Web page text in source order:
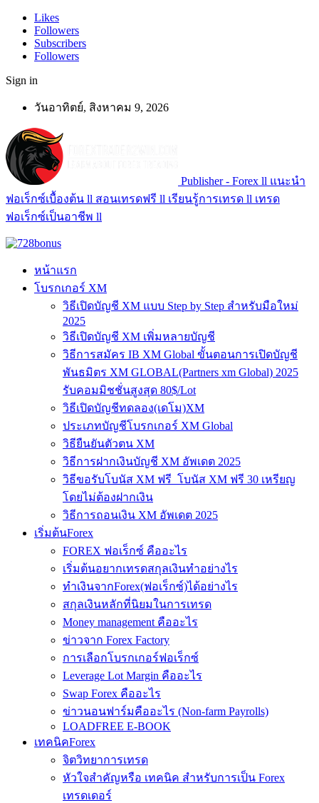
Likes
Followers
Subscribers
Followers
Sign in
วันอาทิตย์, สิงหาคม 9, 2026
Publisher - Forex ll แนะนำ
ฟอเร็กซ์เบื้องต้น ll สอนเทรดฟรี ll เรียนรู้การเทรด ll เทรด
ฟอเร็กซ์เป็นอาชีพ ll
หน้าแรก
โบรกเกอร์ XM
วิธีเปิดบัญชี XM แบบ Step by Step สำหรับมือใหม่
2025
วิธีเปิดบัญชี XM เพิ่มหลายบัญชี
วิธีการสมัคร IB XM Global ขั้นตอนการเปิดบัญชี
พันธมิตร XM GLOBAL(Partners xm Global) 2025
รับคอมมิชชั่นสูงสุด 80$/Lot
วิธีเปิดบัญชีทดลอง(เดโม)XM
ประเภทบัญชีโบรกเกอร์ XM Global
วิธียืนยันตัวตน XM
วิธีการฝากเงินบัญชี XM อัพเดต 2025
วิธีขอรับโบนัส XM ฟรี โบนัส XM ฟรี 30 เหรียญ
โดยไม่ต้องฝากเงิน
วิธีการถอนเงิน XM อัพเดต 2025
เริ่มต้นForex
FOREX ฟอเร็กซ์ คืออะไร
เริ่มต้นอยากเทรดสกุลเงินทำอย่างไร
ทำเงินจากForex(ฟอเร็กซ์)ได้อย่างไร
สกุลเงินหลักที่นิยมในการเทรด
Money management คืออะไร
ข่าวจาก Forex Factory
การเลือกโบรกเกอร์ฟอเร็กซ์
Leverage Lot Margin คืออะไร
Swap Forex คืออะไร
ข่าวนอนฟาร์มคืออะไร (Non-farm Payrolls)
LOADFREE E-BOOK
เทคนิคForex
จิตวิทยาการเทรด
หัวใจสำคัญหรือ เทคนิค สำหรับการเป็น Forex
เทรดเดอร์